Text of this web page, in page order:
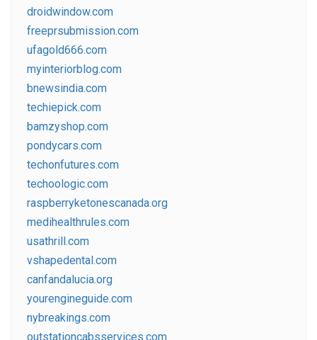
droidwindow.com
freeprsubmission.com
ufagold666.com
myinteriorblog.com
bnewsindia.com
techiepick.com
bamzyshop.com
pondycars.com
techonfutures.com
techoologic.com
raspberryketonescanada.org
medihealthrules.com
usathrill.com
vshapedental.com
canfandalucia.org
yourengineguide.com
nybreakings.com
outstationcabsservices.com